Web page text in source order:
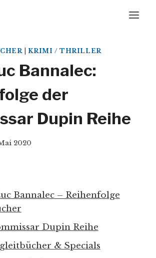
|KRIMI / THRILLER
Bannalec:
der
Dupin Reihe
2020
Bannalec – Reihenfolge
Dupin Reihe
& Specials